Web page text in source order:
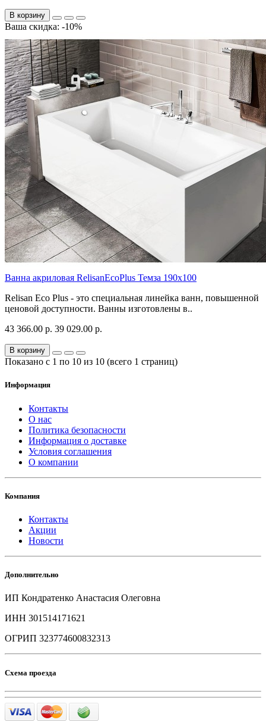
В корзину
Ваша скидка: -10%
Ванна акриловая RelisanEcoPlus Темза 190х100
Relisan Eco Plus - это специальная линейка ванн, повышенной
ценовой доступности. Ванны изготовлены в..
43 366.00 р. 39 029.00 р.
В корзину
Показано с 1 по 10 из 10 (всего 1 страниц)
Информация
Контакты
О нас
Политика безопасности
Информация о доставке
Условия соглашения
О компании
Компания
Контакты
Акции
Новости
Дополнительно
ИП Кондратенко Анастасия Олеговна
ИНН 301514171621
ОГРИП 323774600832313
Схема проезда